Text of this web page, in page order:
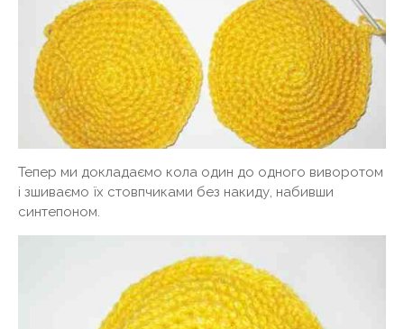
Тепер ми докладаємо кола один до одного виворотом
і зшиваємо їх стовпчиками без накиду, набивши
синтепоном.